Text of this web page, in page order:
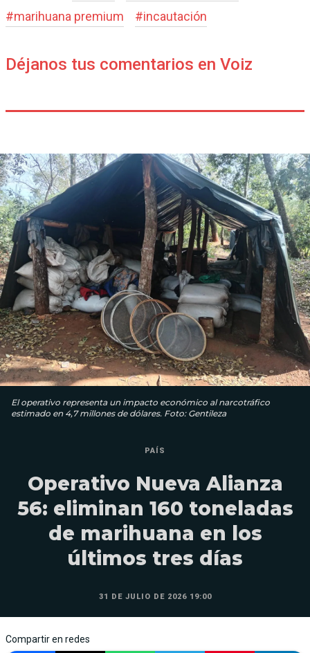
#marihuana premium #incautación
Déjanos tus comentarios en Voiz
El operativo representa un impacto económico al narcotráfico
estimado en 4,7 millones de dólares. Foto: Gentileza
PAÍS
Operativo Nueva Alianza
56: eliminan 160 toneladas
de marihuana en los
últimos tres días
31 DE JULIO DE 2026 19:00
Compartir en redes